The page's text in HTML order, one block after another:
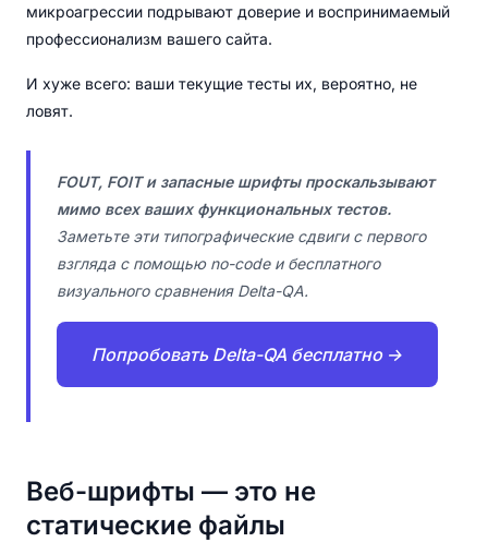
микроагрессии подрывают доверие и воспринимаемый
профессионализм вашего сайта.
И хуже всего: ваши текущие тесты их, вероятно, не
ловят.
FOUT, FOIT и запасные шрифты проскальзывают
мимо всех ваших функциональных тестов.
Заметьте эти типографические сдвиги с первого
взгляда с помощью no-code и бесплатного
визуального сравнения Delta-QA.
Попробовать Delta-QA бесплатно →
Веб-шрифты — это не
статические файлы